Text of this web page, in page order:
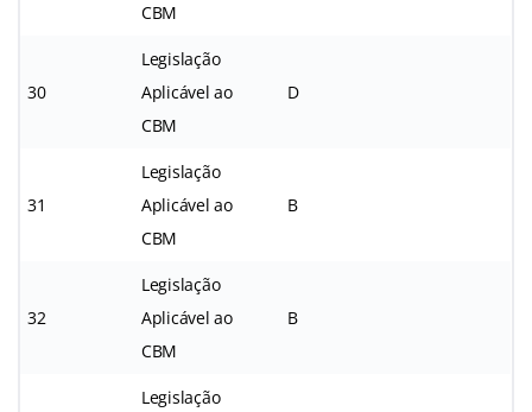
CBM
30
Legislação
Aplicável ao
CBM
D
31
Legislação
Aplicável ao
CBM
B
32
Legislação
Aplicável ao
CBM
B
Legislação